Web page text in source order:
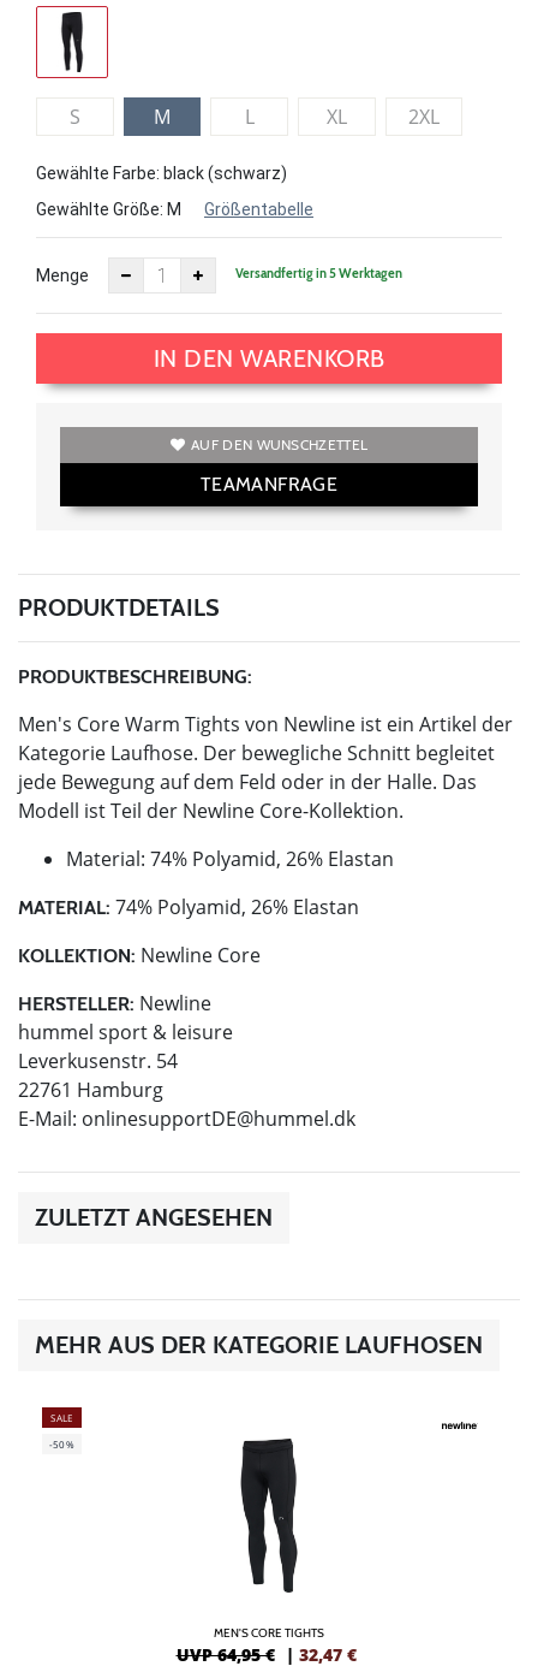
S M L XL 2XL
Gewählte Farbe: black (schwarz)
Gewählte Größe: M Größentabelle
Menge Versandfertig in 5 Werktagen
IN DEN WARENKORB
AUF DEN WUNSCHZETTEL
TEAMANFRAGE
PRODUKTDETAILS
PRODUKTBESCHREIBUNG:
Men's Core Warm Tights von Newline ist ein Artikel der
Kategorie Laufhose. Der bewegliche Schnitt begleitet
jede Bewegung auf dem Feld oder in der Halle. Das
Modell ist Teil der Newline Core-Kollektion.
Material: 74% Polyamid, 26% Elastan
MATERIAL: 74% Polyamid, 26% Elastan
KOLLEKTION: Newline Core
HERSTELLER: Newline
hummel sport & leisure
Leverkusenstr. 54
22761 Hamburg
E-Mail: onlinesupportDE@hummel.dk
ZULETZT ANGESEHEN
MEHR AUS DER KATEGORIE LAUFHOSEN
SALE
-50%
MEN'S CORE TIGHTS
UVP 64,95 € | 32,47 €